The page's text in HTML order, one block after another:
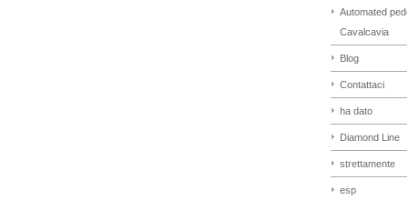
Automated
Cavalcavia
Blog
Contattaci
ha dato
Diamond Line
strettamente
esp